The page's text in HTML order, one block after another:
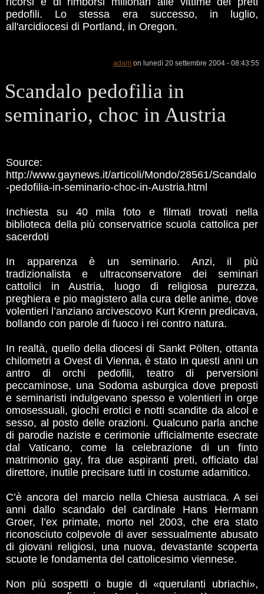
pedofili. Lo stessa era successo, in luglio,
all'arcidiocesi di Portland, in Oregon.
adam on lunedì 20 settembre 2004 - 08:43:55
Scandalo pedofilia in
seminario, choc in Austria
Source:
http://www.gaynews.it/articoli/Mondo/28561/Scandalo
-pedofilia-in-seminario-choc-in-Austria.html
Inchiesta su 40 mila foto e filmati trovati nella
biblioteca della più conservatrice scuola cattolica per
sacerdoti
In apparenza è un seminario. Anzi, il più
tradizionalista e ultraconservatore dei seminari
cattolici in Austria, luogo di religiosa purezza,
preghiera e pio magistero alla cura delle anime, dove
volentieri l’anziano arcivescovo Kurt Krenn predicava,
bollando con parole di fuoco i rei contro natura.
In realtà, quello della diocesi di Sankt Pölten, ottanta
chilometri a Ovest di Vienna, è stato in questi anni un
antro di orchi pedofili, teatro di perversioni
peccaminose, una Sodoma asburgica dove preposti
e seminaristi indulgevano spesso e volentieri in orge
omosessuali, giochi erotici e notti scandite da alcol e
sesso, al posto delle orazioni. Qualcuno parla anche
di parodie naziste e cerimonie ufficialmente esecrate
dal Vaticano, come la celebrazione di un finto
matrimonio gay, fra due aspiranti preti, officiato dal
direttore, inutile precisare tutti in costume adamitico.
C’è ancora del marcio nella Chiesa austriaca. A sei
anni dallo scandalo del cardinale Hans Hermann
Groer, l’ex primate, morto nel 2003, che era stato
riconosciuto colpevole di aver sessualmente abusato
di giovani religiosi, una nuova, devastante scoperta
scuote le fondamenta del cattolicesimo viennese.
Non più sospetti o bugie di «querulanti ubriachi»,